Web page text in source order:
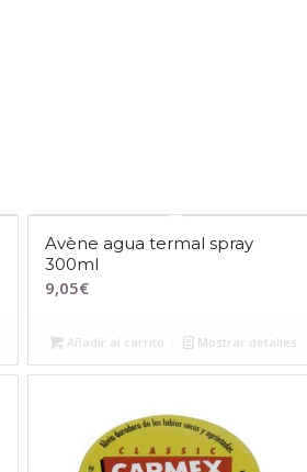
Avène agua termal spray
300ml
9,05€
Añadir al carrito Mostrar detalles